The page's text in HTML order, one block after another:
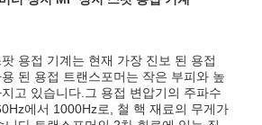
용접 기계는 현재 가장 진보 된 용접
된 용접 트랜스포머는 작은 부피와 높
고 있습니다.그 용접 변압기의 주파수
에서 1000Hz로, 철 핵 재료의 무게가